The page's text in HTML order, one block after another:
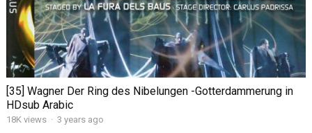
[35] Wagner Der Ring des Nibelungen -Gotterdammerung in
HDsub Arabic
18K views · 3 years ago